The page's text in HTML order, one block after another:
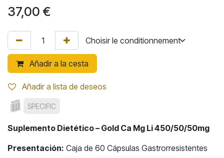
37,00 €
Añadir a la cesta
Añadir a lista de deseos
SPECIFIC
Suplemento Dietético – Gold Ca Mg Li 450/50/50mg
Presentación: Caja de 60 Cápsulas Gastrorresistentes